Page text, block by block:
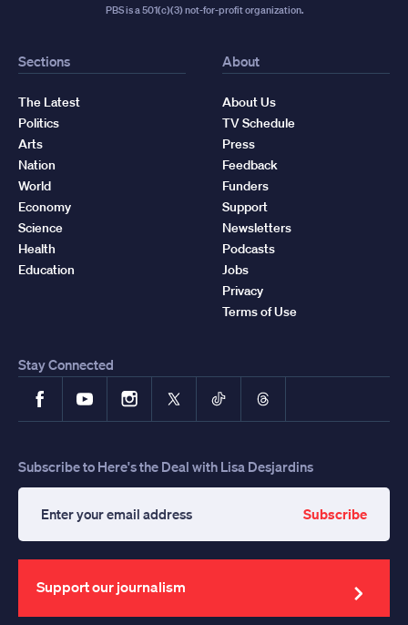
PBS is a 501(c)(3) not-for-profit organization.
Sections
The Latest
Politics
Arts
Nation
World
Economy
Science
Health
Education
About
About Us
TV Schedule
Press
Feedback
Funders
Support
Newsletters
Podcasts
Jobs
Privacy
Terms of Use
Stay Connected
FacebookYouTubeInstagram
X TikTokThreads
Subscribe to Here's the Deal with Lisa Desjardins
your
email
address
Subscribe
Support our journalism